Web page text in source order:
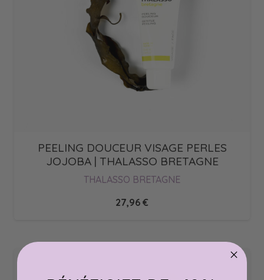
PEELING DOUCEUR VISAGE PERLES
JOJOBA | THALASSO BRETAGNE
THALASSO BRETAGNE
27,96 €